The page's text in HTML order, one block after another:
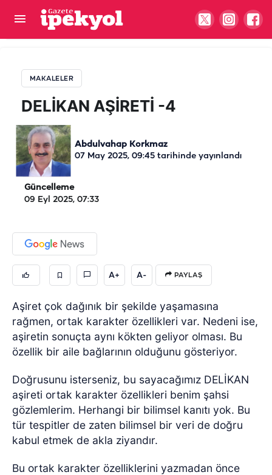
MAKALELER
DELİKAN AŞİRETİ -4
Abdulvahap Korkmaz
07 May 2025, 09:45 tarihinde yayınlandı
Güncelleme
09 Eyl 2025, 07:33
A+ A- PAYLAŞ
Aşiret çok dağınık bir şekilde yaşamasına
rağmen, ortak karakter özellikleri var. Nedeni ise,
aşiretin sonuçta aynı kökten geliyor olması. Bu
özellik bir aile bağlarının olduğunu gösteriyor.
Doğrusunu isterseniz, bu sayacağımız DELİKAN
aşireti ortak karakter özellikleri benim şahsi
gözlemlerim. Herhangi bir bilimsel kanıtı yok. Bu
tür tespitler de zaten bilimsel bir veri de doğru
kabul etmek de akla ziyandır.
Bu ortak karakter özelliklerini yazmadan önce
DELİKAN AŞİRETİ -4